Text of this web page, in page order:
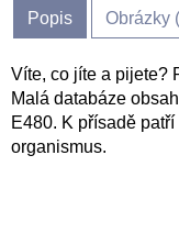
Popis Obrázky
Víte, co jíte a pijete?
Malá databáze
E480. K přísadě
organismus.